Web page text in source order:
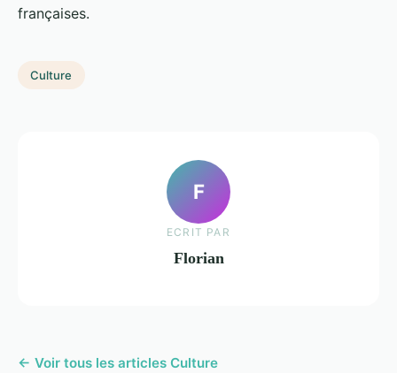
françaises.
Culture
F
ECRIT PAR
Florian
← Voir tous les articles Culture